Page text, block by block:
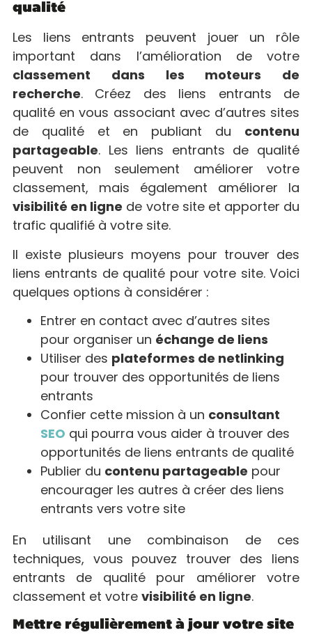
qualité
Les liens entrants peuvent jouer un rôle
important dans l’amélioration de votre
classement dans les moteurs de
recherche. Créez des liens entrants de
qualité en vous associant avec d’autres sites
de qualité et en publiant du contenu
partageable. Les liens entrants de qualité
peuvent non seulement améliorer votre
classement, mais également améliorer la
visibilité en ligne de votre site et apporter du
trafic qualifié à votre site.
Il existe plusieurs moyens pour trouver des
liens entrants de qualité pour votre site. Voici
quelques options à considérer :
Entrer en contact avec d’autres sites
pour organiser un échange de liens
Utiliser des plateformes de netlinking
pour trouver des opportunités de liens
entrants
Confier cette mission à un consultant
SEO qui pourra vous aider à trouver des
opportunités de liens entrants de qualité
Publier du contenu partageable pour
encourager les autres à créer des liens
entrants vers votre site
En utilisant une combinaison de ces
techniques, vous pouvez trouver des liens
entrants de qualité pour améliorer votre
classement et votre visibilité en ligne.
Mettre régulièrement à jour votre site